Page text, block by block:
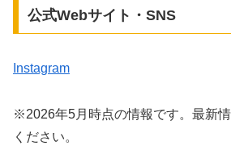
公式Webサイト・SNS
Instagram
※2026年5月時点の情報です。最新
ください。